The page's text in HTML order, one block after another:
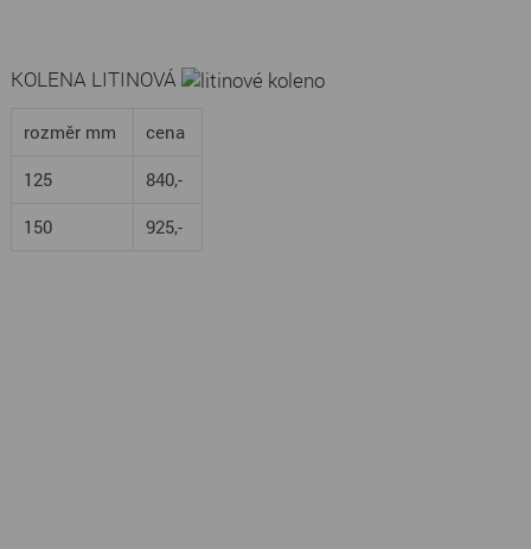
KOLENA LITINOVÁ
rozměr mm
cena
125
840,-
150
925,-